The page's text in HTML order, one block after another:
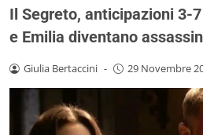
Il Segreto, anticipazioni 3-
e Emilia diventano
Giulia Bertaccini - 29 Novembre